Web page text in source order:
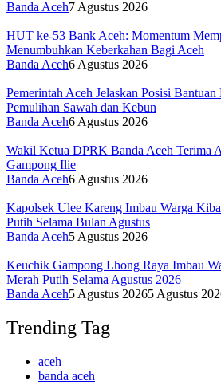
Banda Aceh7 Agustus 2026
HUT ke-53 Bank Aceh: Momentum
Menumbuhkan Keberkahan Bagi Aceh
Banda Aceh6 Agustus 2026
Pemerintah Aceh Jelaskan Posisi
Pemulihan Sawah dan Kebun
Banda Aceh6 Agustus 2026
Wakil Ketua DPRK Banda Aceh Terima
Gampong Ilie
Banda Aceh6 Agustus 2026
Kapolsek Ulee Kareng Imbau Warga
Putih Selama Bulan Agustus
Banda Aceh5 Agustus 2026
Keuchik Gampong Lhong Raya Imbau
Merah Putih Selama Agustus 2026
Banda Aceh5 Agustus 20265 Agustus
Trending Tag
aceh
banda aceh